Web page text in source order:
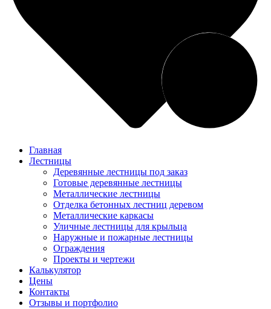
Главная
Лестницы
Деревянные лестницы под заказ
Готовые деревянные лестницы
Металлические лестницы
Отделка бетонных лестниц деревом
Металлические каркасы
Уличные лестницы для крыльца
Наружные и пожарные лестницы
Ограждения
Проекты и чертежи
Калькулятор
Цены
Контакты
Отзывы и портфолио